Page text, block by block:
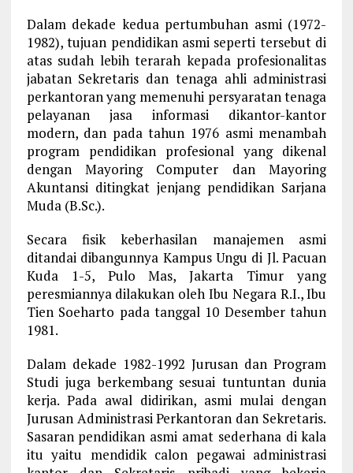
Dalam dekade kedua pertumbuhan asmi (1972-
1982), tujuan pendidikan asmi seperti tersebut di
atas sudah lebih terarah kepada profesionalitas
jabatan Sekretaris dan tenaga ahli administrasi
perkantoran yang memenuhi persyaratan tenaga
pelayanan jasa informasi dikantor-kantor
modern, dan pada tahun 1976 asmi menambah
program pendidikan profesional yang dikenal
dengan Mayoring Computer dan Mayoring
Akuntansi ditingkat jenjang pendidikan Sarjana
Muda (B.Sc.).
Secara fisik keberhasilan manajemen asmi
ditandai dibangunnya Kampus Ungu di Jl. Pacuan
Kuda 1-5, Pulo Mas, Jakarta Timur yang
peresmiannya dilakukan oleh Ibu Negara R.I., Ibu
Tien Soeharto pada tanggal 10 Desember tahun
1981.
Dalam dekade 1982-1992 Jurusan dan Program
Studi juga berkembang sesuai tuntuntan dunia
kerja. Pada awal didirikan, asmi mulai dengan
Jurusan Administrasi Perkantoran dan Sekretaris.
Sasaran pendidikan asmi amat sederhana di kala
itu yaitu mendidik calon pegawai administrasi